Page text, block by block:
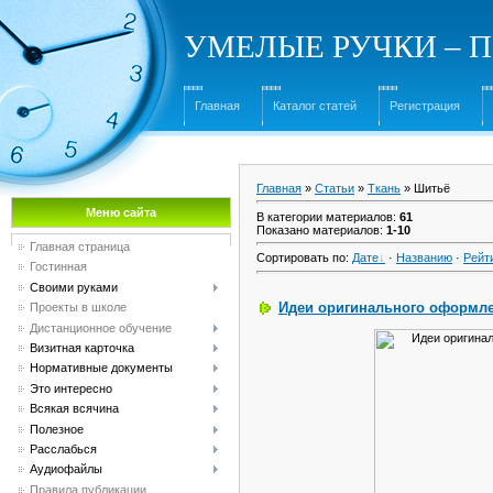
УМЕЛЫЕ РУЧКИ –
Главная Каталог статей Регистрация
Меню сайта
Главная страница
Гостинная
Своими руками
Проекты в школе
Дистанционное обучение
Визитная карточка
Нормативные документы
Это интересно
Всякая всячина
Полезное
Расслабься
Аудиофайлы
Правила публикации
Главная » Статьи » Ткань » Шитьё
В категории материалов: 61
Показано материалов: 1-10
Сортировать по: Дате · Названию ·
Идеи оригинального